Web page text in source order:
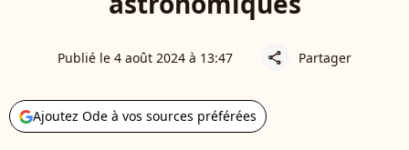
Publié le 4 août 2024 à 13:47 share Partager
Ajoutez Ode à vos sources préférées